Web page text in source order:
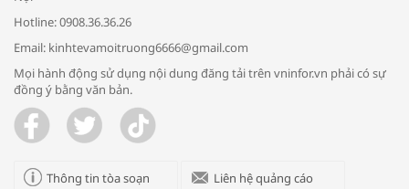
Trao yêu thương cho em
Hotline: 0908.36.36.26
Email: kinhtevamoitruong6666@gmail.com
Mọi hành động sử dụng nội dung đăng tải trên vninfor.vn phải có sự
đồng ý bằng văn bản.
Thông tin tòa soạn Liên hệ quảng cáo